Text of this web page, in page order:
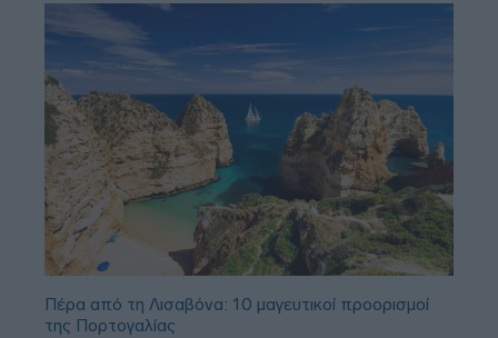
Πέρα από τη Λισαβόνα: 10 μαγευτικοί προορισμοί
της Πορτογαλίας